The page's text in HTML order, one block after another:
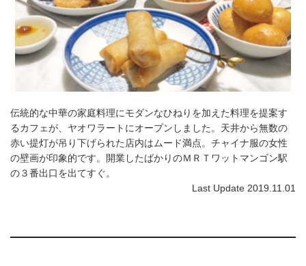
伝統的な中華の家庭料理にモダンなひねりを加えた料理を提案す
るカフェが、ヤオワラートにオープンしました。天井から無数の
赤い提灯が吊り下げられた店内はムード満点。チャイナ服の女性
の壁画が印象的です。開業したばかりのＭＲＴワットマンゴン駅
の３番出口を出てすぐ。
Last Update 2019.11.01